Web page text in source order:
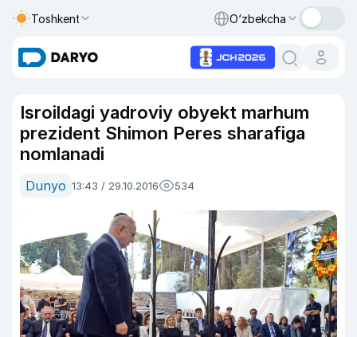
Toshkent O‘zbekcha
Isroildagi yadroviy obyekt marhum
prezident Shimon Peres sharafiga
nomlanadi
Dunyo 13:43 / 29.10.2016 534